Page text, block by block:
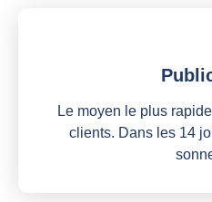
Le moyen le plus
clients. Dans les 14